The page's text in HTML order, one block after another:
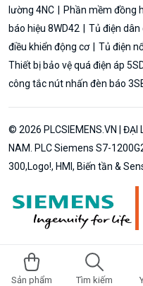
Sản phẩm Tìm kiếm
lường 4NC
Phần mềm đồng
báo hiệu 8WD42
Tủ điện dân
điều khiển động cơ
Tủ điện
Thiết bị bảo vệ quá điện áp
công tắc nút nhấn đèn báo
© 2026 PLCSIEMENS.VN | ĐẠI
NAM. PLC Siemens S7-
300,Logo!, HMI, Biến tần &